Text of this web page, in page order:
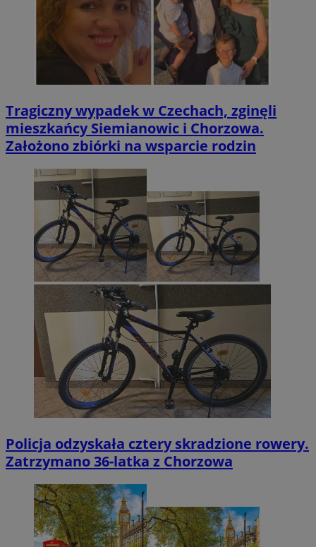
Tragiczny wypadek w Czechach, zginęli
mieszkańcy Siemianowic i Chorzowa.
Założono zbiórki na wsparcie rodzin
Policja odzyskała cztery skradzione rowery.
Zatrzymano 36-latka z Chorzowa